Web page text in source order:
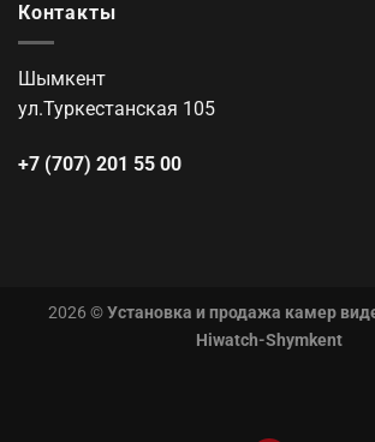
Контакты
Шымкент
ул.Туркестанская 105
+7 (707) 201 55 00
2026 ©Установка и продажа камер
Hiwatch-Shymkent